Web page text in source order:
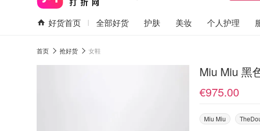
好货首页 全部好货 护肤 美妆 个人护理
首页 抢好货 女鞋
Miu
€975.00
Miu Miu